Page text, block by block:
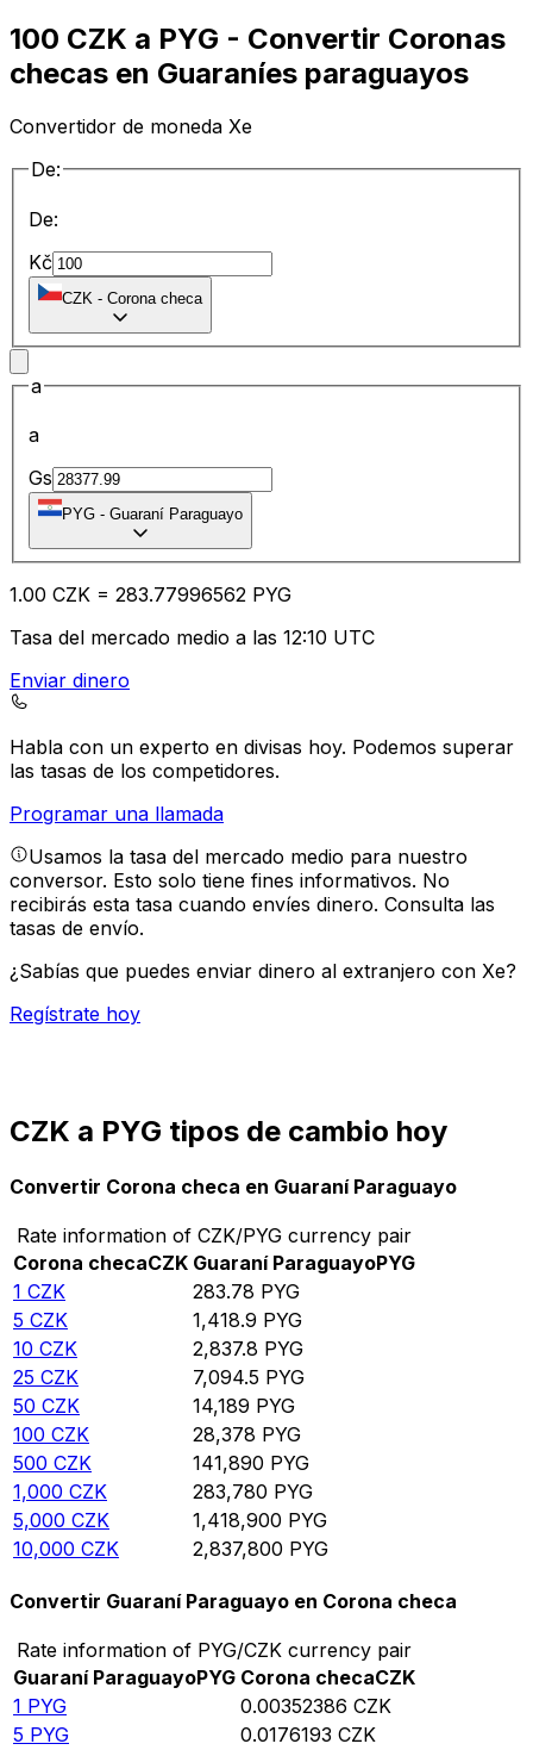
100 CZK a PYG - Convertir Coronas
checas en Guaraníes paraguayos
Convertidor de moneda Xe
De:
De:
Kč
CZK - Corona checa
a
a
Gs
PYG - Guaraní Paraguayo
1.00 CZK = 283.77996562 PYG
Tasa del mercado medio a las 12:10 UTC
Enviar dinero
Habla con un experto en divisas hoy. Podemos superar
las tasas de los competidores.
Programar una llamada
Usamos la tasa del mercado medio para nuestro
conversor. Esto solo tiene fines informativos. No
recibirás esta tasa cuando envíes dinero. Consulta las
tasas de envío.
¿Sabías que puedes enviar dinero al extranjero con Xe?
Regístrate hoy
CZK a PYG tipos de cambio hoy
Convertir Corona checa en Guaraní Paraguayo
Rate information of CZK/PYG currency pair
Corona checaCZK Guaraní ParaguayoPYG
1 CZK 283.78 PYG
5 CZK 1,418.9 PYG
10 CZK 2,837.8 PYG
25 CZK 7,094.5 PYG
50 CZK 14,189 PYG
100 CZK 28,378 PYG
500 CZK 141,890 PYG
1,000 CZK 283,780 PYG
5,000 CZK 1,418,900 PYG
10,000 CZK 2,837,800 PYG
Convertir Guaraní Paraguayo en Corona checa
Rate information of PYG/CZK currency pair
Guaraní ParaguayoPYG Corona checaCZK
1 PYG 0.00352386 CZK
5 PYG 0.0176193 CZK